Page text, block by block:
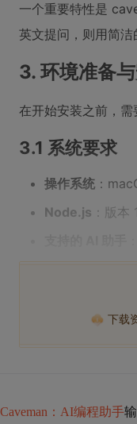
一个重要特性是
英文提问，则用简
3. 环境准备
在开始安装之前，需
3.1 系统要求
操作系统 ：
Node.js ：版本
下载
Caveman：AI编程助手